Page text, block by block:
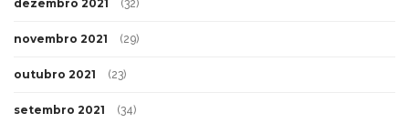
dezembro 2021 (32)
novembro 2021 (29)
outubro 2021 (23)
setembro 2021 (34)